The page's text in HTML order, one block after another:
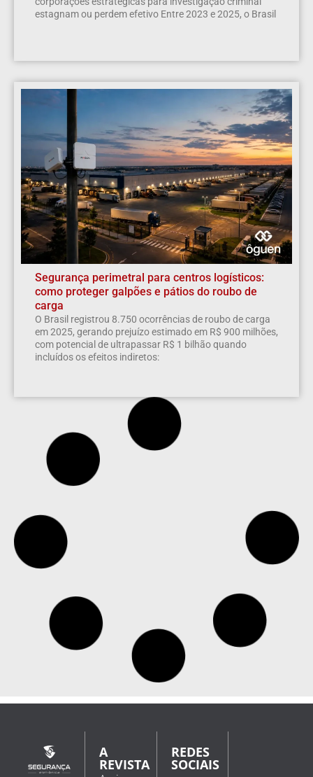
estagnam ou perdem efetivo Entre 2023 e 2025, o Brasil
Segurança perimetral para centros logísticos:
como proteger galpões e pátios do roubo de
carga
O Brasil registrou 8.750 ocorrências de roubo de carga
em 2025, gerando prejuízo estimado em R$ 900 milhões,
com potencial de ultrapassar R$ 1 bilhão quando
incluídos os efeitos indiretos:
A
REVISTA
REDES
SOCIAIS